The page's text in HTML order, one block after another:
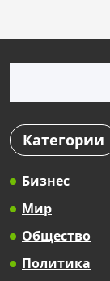
Категории
Бизнес
Мир
Общество
Политика